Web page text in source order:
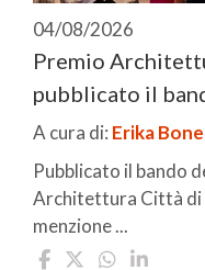
04/08/2026
Premio
pubblicato il
A cura di: Erika
Pubblicato il bando
Architettura Città di
menzione ...